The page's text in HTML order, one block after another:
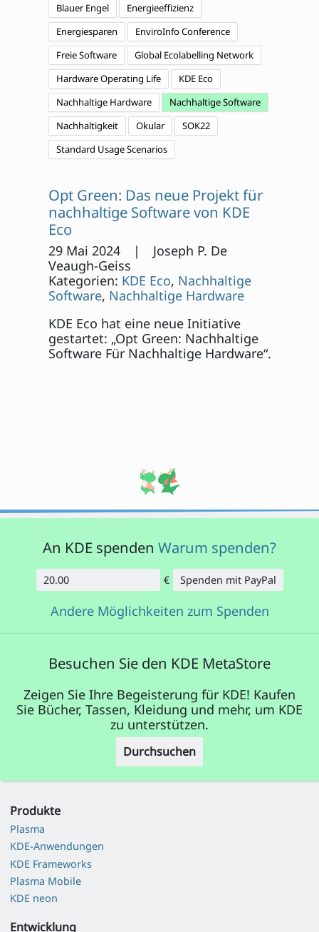
Blauer Engel
Energieeffizienz
Energiesparen
EnviroInfo Conference
Freie Software
Global Ecolabelling Network
Hardware Operating Life
KDE Eco
Nachhaltige Hardware
Nachhaltige Software
Nachhaltigkeit
Okular
SOK22
Standard Usage Scenarios
Opt Green: Das neue Projekt für
nachhaltige Software von KDE
Eco
29 Mai 2024 | Joseph P. De
Veaugh-Geiss
Kategorien: KDE Eco, Nachhaltige
Software, Nachhaltige Hardware
KDE Eco hat eine neue Initiative
gestartet: „Opt Green: Nachhaltige
Software Für Nachhaltige Hardware“.
An KDE spenden Warum spenden?
Betrag
€ Spenden mit PayPal
Andere Möglichkeiten zum Spenden
Besuchen Sie den KDE MetaStore
Zeigen Sie Ihre Begeisterung für KDE! Kaufen
Sie Bücher, Tassen, Kleidung und mehr, um KDE
zu unterstützen.
Durchsuchen
Produkte
Plasma
KDE-Anwendungen
KDE Frameworks
Plasma Mobile
KDE neon
Entwicklung